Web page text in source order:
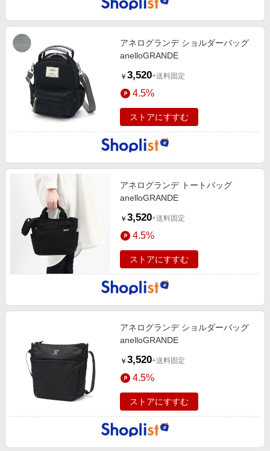
アネログランデ ショルダーバッグ
anelloGRANDE
￥ 3,520+送料固定
4.5%
ストアにすすむ
アネログランデ トートバッグ
anelloGRANDE
￥ 3,520+送料固定
4.5%
ストアにすすむ
アネログランデ ショルダーバッグ
anelloGRANDE
￥ 3,520+送料固定
4.5%
ストアにすすむ